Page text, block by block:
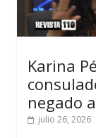
Karina
negado
julio 26, 2026